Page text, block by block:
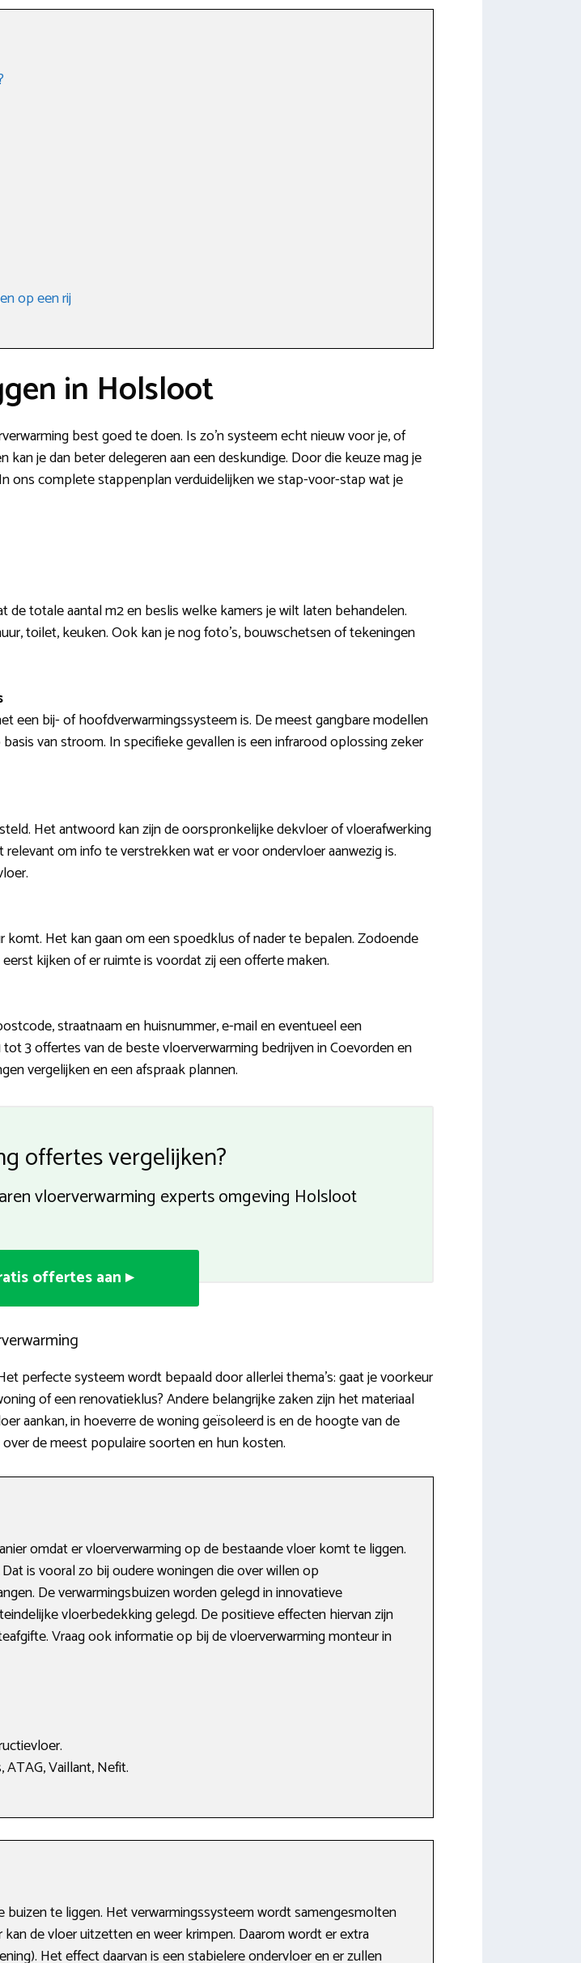
op een rij
in Holsloot
best goed te doen. Is zo’n systeem echt nieuw voor je, of
je dan beter delegeren aan een deskundige. Door die keuze mag je
ons complete stappenplan verduidelijken we stap-voor-stap wat je
totale aantal m2 en beslis welke kamers je wilt laten behandelen.
toilet, keuken. Ook kan je nog foto’s, bouwschetsen of tekeningen
een bij- of hoofdverwarmingssysteem is. De meest gangbare modellen
van stroom. In specifieke gevallen is een infrarood oplossing zeker
Het antwoord kan zijn de oorspronkelijke dekvloer of vloerafwerking
om info te verstrekken wat er voor ondervloer aanwezig is.
Het kan gaan om een spoedklus of nader te bepalen. Zodoende
kijken of er ruimte is voordat zij een offerte maken.
straatnaam en huisnummer, e-mail en eventueel een
3 offertes van de beste vloerverwarming bedrijven in Coevorden en
vergelijken en een afspraak plannen.
offertes vergelijken?
vloerverwarming experts omgeving Holsloot
offertes aan ▸
perfecte systeem wordt bepaald door allerlei thema’s: gaat je voorkeur
of een renovatieklus? Andere belangrijke zaken zijn het materiaal
aankan, in hoeverre de woning geïsoleerd is en de hoogte van de
de meest populaire soorten en hun kosten.
omdat er vloerverwarming op de bestaande vloer komt te liggen.
is vooral zo bij oudere woningen die over willen op
De verwarmingsbuizen worden gelegd in innovatieve
vloerbedekking gelegd. De positieve effecten hiervan zijn
Vraag ook informatie op bij de vloerverwarming monteur in
Vaillant, Nefit.
te liggen. Het verwarmingssysteem wordt samengesmolten
de vloer uitzetten en weer krimpen. Daarom wordt er extra
Het effect daarvan is een stabielere ondervloer en er zullen